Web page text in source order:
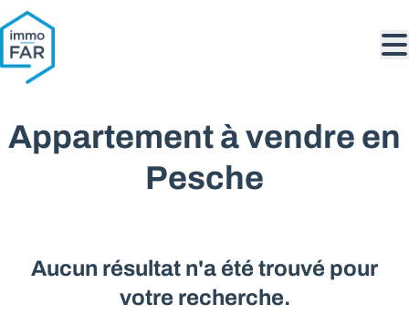
Aller au contenu principal
Appartement à vendre en
Pesche
Aucun résultat n'a été trouvé pour
votre recherche.